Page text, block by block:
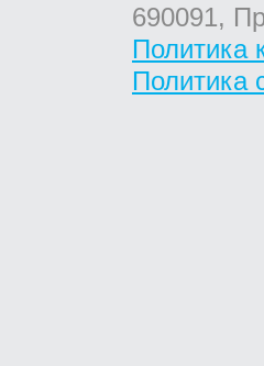
690091,
Политика
Политика